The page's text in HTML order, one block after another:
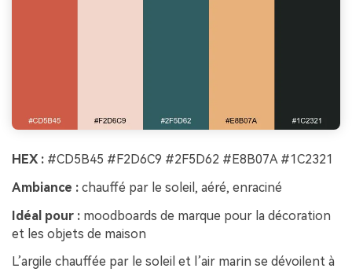
HEX : #CD5B45 #F2D6C9 #2F5D62 #E8B07A #1C2321
Ambiance : chauffé par le soleil, aéré, enraciné
Idéal pour : moodboards de marque pour la décoration
et les objets de maison
L’argile chauffée par le soleil et l’air marin se dévoilent à